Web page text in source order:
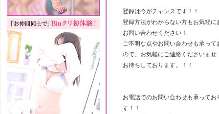
登録は今がチャンスです！！
登録方法がわからない方もお気軽に
お問い合わせください！
ご不明な点やお問い合わせも承って
ので、お気軽にご連絡くださいませ
お待ちしております。！！
お電話でのお問い合わせも承ってお
す！！